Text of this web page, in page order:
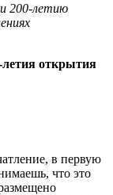
200-летию
летия открытия
в первую
что это